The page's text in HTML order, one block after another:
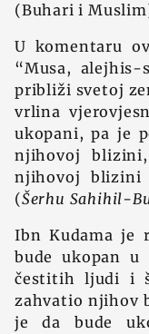
(Buhari i
U komentaru
“Musa,
približi svetoj
vrlina
ukopani, pa je
njihovoj
njihovoj blizini
(Šerhu Sahihil-
Ibn Kudama je
bude ukopan u
čestitih ljudi i
zahvatio njihov
je da bude